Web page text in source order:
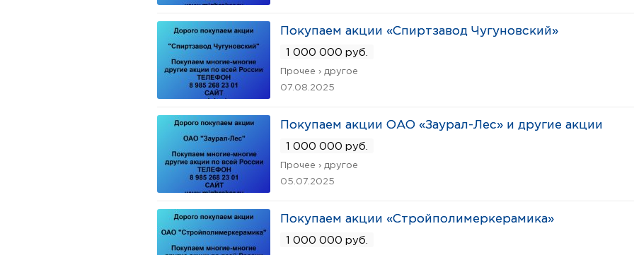
Покупаем акции «Спиртзавод Чугуновский»
1 000 000 руб.
Прочее › другое
07.08.2025
Покупаем акции ОАО «Заурал-Лес» и другие акции
1 000 000 руб.
Прочее › другое
05.07.2025
Покупаем акции «Стройполимеркерамика»
1 000 000 руб.